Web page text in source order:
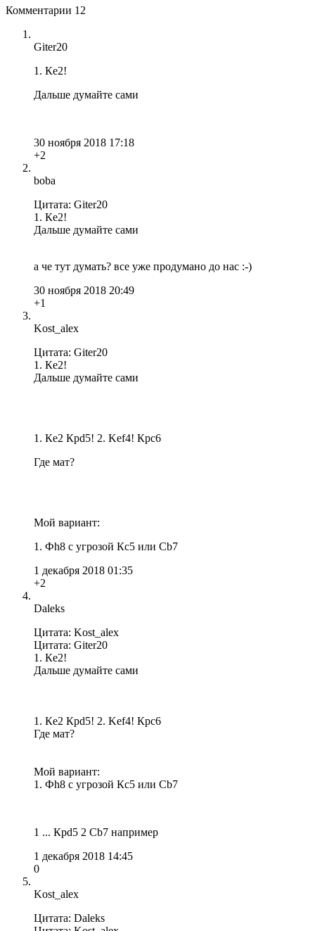
Комментарии 12
Giter20
1. Кe2!
Дальше думайте сами
30 ноября 2018 17:18
+2
boba
Цитата: Giter20
1. Кe2!
Дальше думайте сами
а че тут думать? все уже продумано до нас :-)
30 ноября 2018 20:49
+1
Kost_alex
Цитата: Giter20
1. Кe2!
Дальше думайте сами
1. Кe2 Крd5! 2. Kef4! Крc6
Где мат?
Мой вариант:
1. Фh8 с угрозой Кс5 или Сb7
1 декабря 2018 01:35
+2
Daleks
Цитата: Kost_alex
Цитата: Giter20
1. Кe2!
Дальше думайте сами
1. Кe2 Крd5! 2. Kef4! Крc6
Где мат?
Мой вариант:
1. Фh8 с угрозой Кс5 или Сb7
1 ... Крd5 2 Cb7 например
1 декабря 2018 14:45
0
Kost_alex
Цитата: Daleks